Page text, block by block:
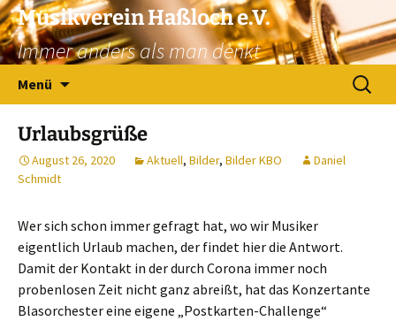
Zum
Inhalt
springen
Musikverein Haßloch e.V.
Immer anders als man denkt
Menü
Suchen
nach:
Urlaubsgrüße
August 26, 2020 Aktuell, Bilder, Bilder KBO
Daniel
Schmidt
Wer sich schon immer gefragt hat, wo wir Musiker
eigentlich Urlaub machen, der findet hier die Antwort.
Damit der Kontakt in der durch Corona immer noch
probenlosen Zeit nicht ganz abreißt, hat das Konzertante
Blasorchester eine eigene „Postkarten-Challenge“